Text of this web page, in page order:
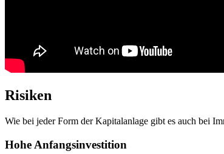
Risiken
Wie bei jeder Form der Kapitalanlage gibt es auch bei
Hohe Anfangsinvestition